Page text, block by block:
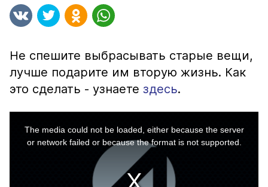
Не спешите выбрасывать старые вещи,
лучше подарите им вторую жизнь. Как
это сделать - узнаете здесь.
The media could not be loaded, either because the server
or network failed or because the format is not supported.